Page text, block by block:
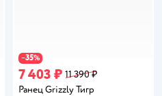
−35%
7 403 ₽ 11 390 ₽
Ранец Grizzly Тигр